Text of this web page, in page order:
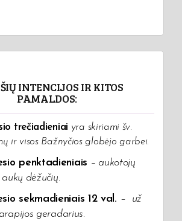
INTENCIJOS IR KITOS
PAMALDOS:
trečiadieniai yra skiriami šv.
ir visos Bažnyčios globėjo garbei.
penktadieniais – aukotojų
dėžučių.
sekmadieniais 12 val. –
už
geradarius.